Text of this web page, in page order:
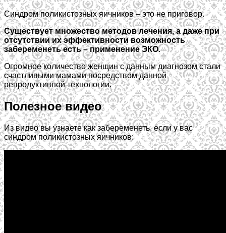
Синдром поликистозных яичников – это не приговор.
Существует множество методов лечения, а даже при
отсутствии их эффективности возможность
забеременеть есть – применение ЭКО.
Огромное количество женщин с данным диагнозом стали
счастливыми мамами посредством данной
репродуктивной технологии.
Полезное видео
Из видео вы узнаете как забеременеть, если у вас
синдром поликистозных яичников: